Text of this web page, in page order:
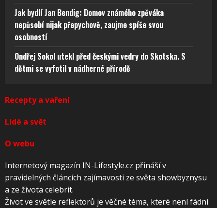
Jak bydlí Jan Bendig: Domov známého zpěváka
nepůsobí nijak přepychově, zaujme spíše svou
osobností
Ondřej Sokol utekl před českými vedry do Skotska. S
dětmi se vyfotil v nádherné přírodě
Recepty a vaření
Lidé a svět
O webu
Internetový magazín IN-Lifestyle.cz přináší v
pravidelných článcích zajímavosti ze světa showbyznysu
a ze života celebrit.
Život ve světle reflektorů je věčné téma, které není fádní